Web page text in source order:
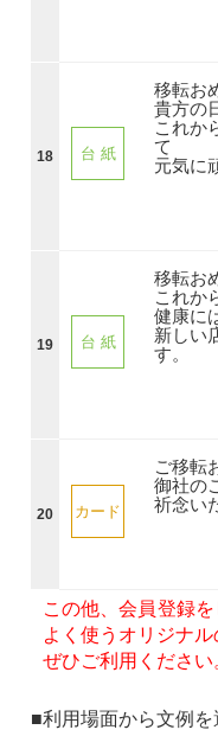
18 台 紙
移転お
貴方の
これか
て
元気に
19 台 紙
移転お
これか
健康に
新しい
す。
20 カード
ご移転
御社の
祈念い
この他、会員登録
よく使うオリジナル
ぜひご利用ください
■利用場面から文例を